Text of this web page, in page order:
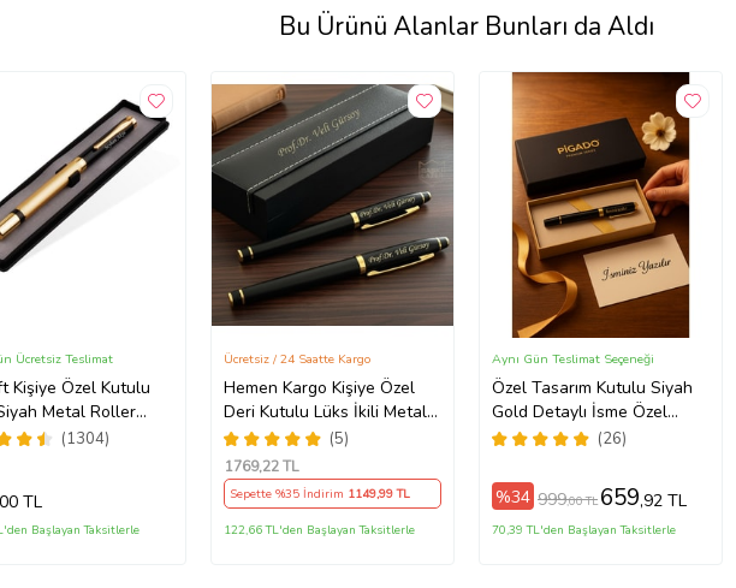
Bu Ürünü Alanlar Bunları da Aldı
Kişiye Özel Kutulu
Metal Roller
Yeni İş, Ofis
Günü
(1304)
Ücretsiz Teslimat
TL
Başlayan Taksitlerle
Hemen Kargo Kişiye Özel
Deri Kutulu Lüks İkili Metal
İmza Kalemi - Premium
Hediye Deneyimi
(5)
Ücretsiz / 24 Saatte Kargo
1769,22 TL
Sepette %35 İndirim 1149,99 TL
122,66 TL'den Başlayan Taksitlerle
Özel Tasarım Kutulu Siyah
Gold Detaylı İsme Özel
Roller İmza Kalemi
(26)
Aynı Gün Teslimat Seçeneği
%34 999,00 TL 659,92 TL
70,39 TL'den Başlayan Taksitlerle